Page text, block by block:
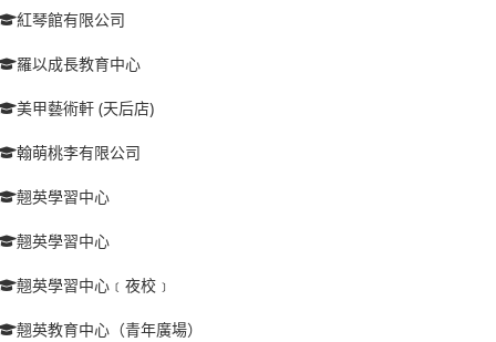
紅琴館有限公司
羅以成長教育中心
美甲藝術軒 (天后店)
翰萌桃李有限公司
翹英學習中心
翹英學習中心
翹英學習中心﹝夜校﹞
翹英教育中心（青年廣場）